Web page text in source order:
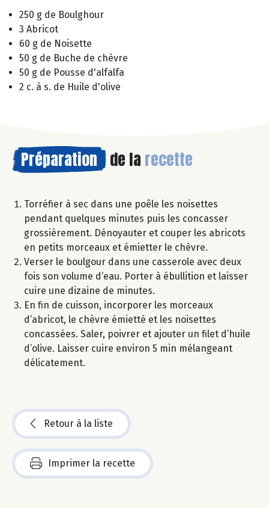
250 g de Boulghour
3 Abricot
60 g de Noisette
50 g de Buche de chèvre
50 g de Pousse d'alfalfa
2 c. à s. de Huile d'olive
Préparation de la recette
Torréfier à sec dans une poêle les noisettes
pendant quelques minutes puis les concasser
grossièrement. Dénoyauter et couper les abricots
en petits morceaux et émietter le chèvre.
Verser le boulgour dans une casserole avec deux
fois son volume d’eau. Porter à ébullition et laisser
cuire une dizaine de minutes.
En fin de cuisson, incorporer les morceaux
d’abricot, le chèvre émietté et les noisettes
concassées. Saler, poivrer et ajouter un filet d’huile
d’olive. Laisser cuire environ 5 min mélangeant
délicatement.
Retour à la liste
Imprimer la recette